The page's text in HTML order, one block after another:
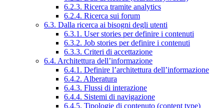
6.2.3. Ricerca tramite analytics
6.2.4. Ricerca sui forum
6.3. Dalla ricerca ai bisogni degli utenti
6.3.1. User stories per definire i contenuti
6.3.2. Job stories per definire i contenuti
6.3.3. Criteri di accettazione
6.4. Architettura dell’informazione
6.4.1. Definire l’architettura dell’informazione
6.4.2. Alberatura
6.4.3. Flussi di interazione
6.4.4. Sistemi di navigazione
6.4.5. Tipologie di contenuto (content type)